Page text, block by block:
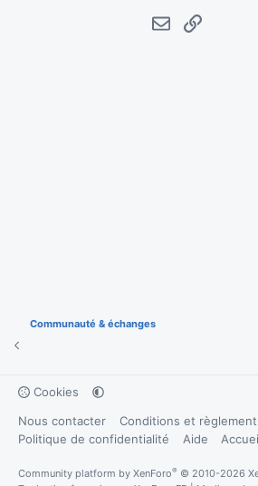
E-mailLien
Communauté & échanges
Cookies
Nous contacter
Conditions et règlement
Politique de confidentialité
Aide
Community platform by XenForo® © 2010-2026